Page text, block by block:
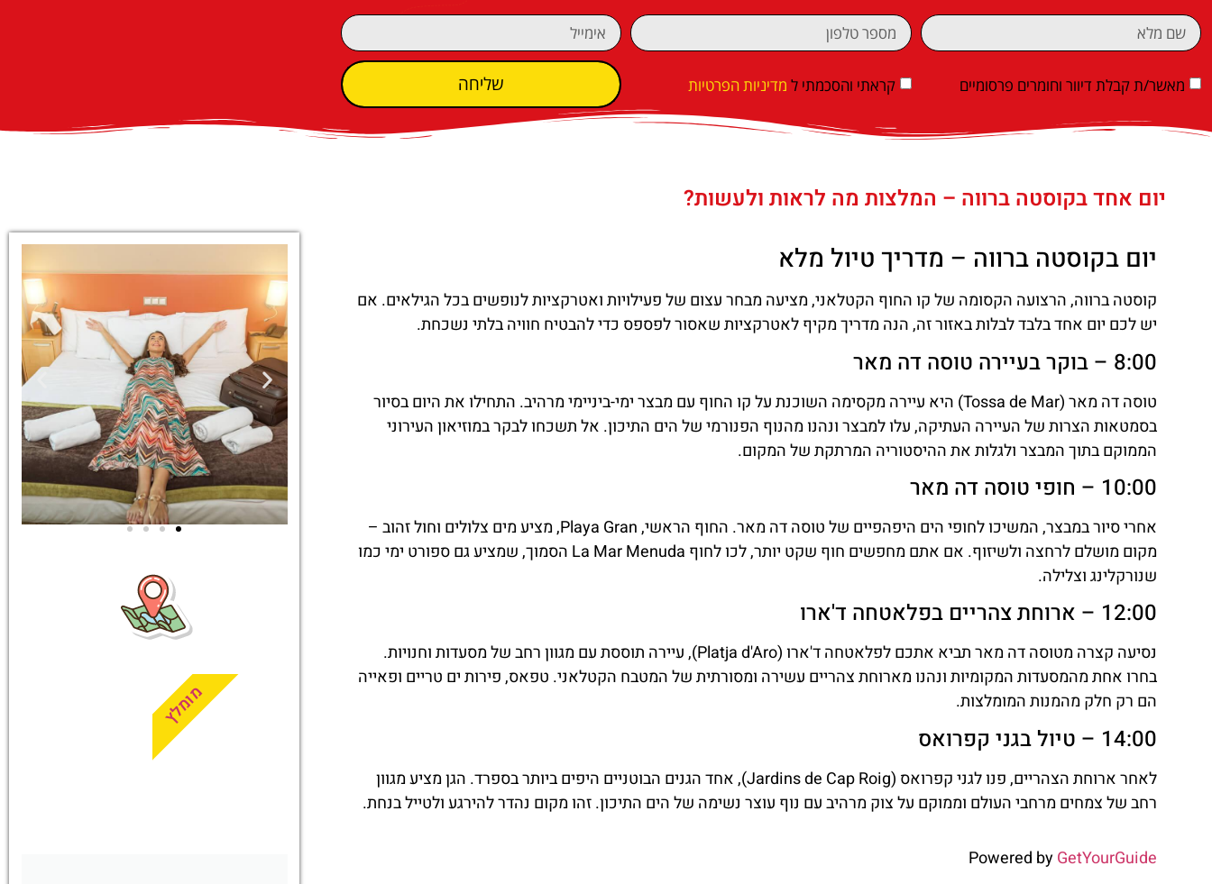
מאשר/ת קבלת דיוור וחומרים פרסומיים קראתי והסכמתי ל מדיניות הפרטיות שליחה
יום אחד בקוסטה ברווה – המלצות מה לראות ולעשות?
יום בקוסטה ברווה – מדריך טיול מלא
קוסטה ברווה, הרצועה הקסומה של קו החוף הקטלאני, מציעה מבחר עצום של פעילויות ואטרקציות לנופשים בכל הגילאים. אם
יש לכם יום אחד בלבד לבלות באזור זה, הנה מדריך מקיף לאטרקציות שאסור לפספס כדי להבטיח חוויה בלתי נשכחת.
8:00 – בוקר בעיירה טוסה דה מאר
טוסה דה מאר (Tossa de Mar) היא עיירה מקסימה השוכנת על קו החוף עם מבצר ימי-ביניימי מרהיב. התחילו את היום בסיור
בסמטאות הצרות של העיירה העתיקה, עלו למבצר ונהנו מהנוף הפנורמי של הים התיכון. אל תשכחו לבקר במוזיאון העירוני
הממוקם בתוך המבצר ולגלות את ההיסטוריה המרתקת של המקום.
10:00 – חופי טוסה דה מאר
אחרי סיור במבצר, המשיכו לחופי הים היפהפיים של טוסה דה מאר. החוף הראשי, Playa Gran, מציע מים צלולים וחול זהוב –
מקום מושלם לרחצה ולשיזוף. אם אתם מחפשים חוף שקט יותר, לכו לחוף La Mar Menuda הסמוך, שמציע גם ספורט ימי כמו
שנורקלינג וצלילה.
12:00 – ארוחת צהריים בפלאטחה ד'ארו
נסיעה קצרה מטוסה דה מאר תביא אתכם לפלאטחה ד'ארו (Platja d'Aro), עיירה תוססת עם מגוון רחב של מסעדות וחנויות.
בחרו אחת מהמסעדות המקומיות ונהנו מארוחת צהריים עשירה ומסורתית של המטבח הקטלאני. טפאס, פירות ים טריים ופאייה
הם רק חלק מהמנות המומלצות.
14:00 – טיול בגני קפרואס
לאחר ארוחת הצהריים, פנו לגני קפרואס (Jardins de Cap Roig), אחד הגנים הבוטניים היפים ביותר בספרד. הגן מציע מגוון
רחב של צמחים מרחבי העולם וממוקם על צוק מרהיב עם נוף עוצר נשימה של הים התיכון. זהו מקום נהדר להירגע ולטייל בנחת.
Powered byGetYourGuide
רכב
השוואת מחירים
לחצו
ברצלונה
הסודית
וקוסטה ברווה
בקבוצת
הפייסבוק שלנו
מומלץ?
טיסות
טיסה זולה?
לחצו
פה!
מומלץ